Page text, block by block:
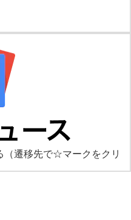
（遷移先で☆マークをクリ